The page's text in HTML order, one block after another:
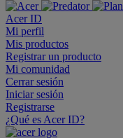
Acer ID
Mi perfil
Mis productos
Registrar un producto
Mi comunidad
Cerrar sesión
Iniciar sesión
Registrarse
¿Qué es Acer ID?